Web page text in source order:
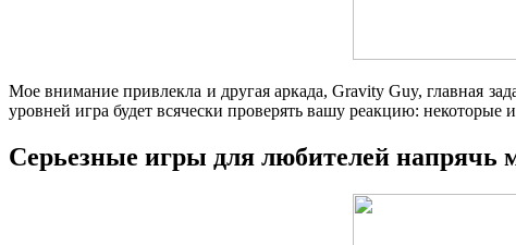
Мое внимание привлекла и другая аркада, Gravity Guy, главная
уровней игра будет всячески проверять вашу реакцию: некоторые
Серьезные игры для любителей напрячь